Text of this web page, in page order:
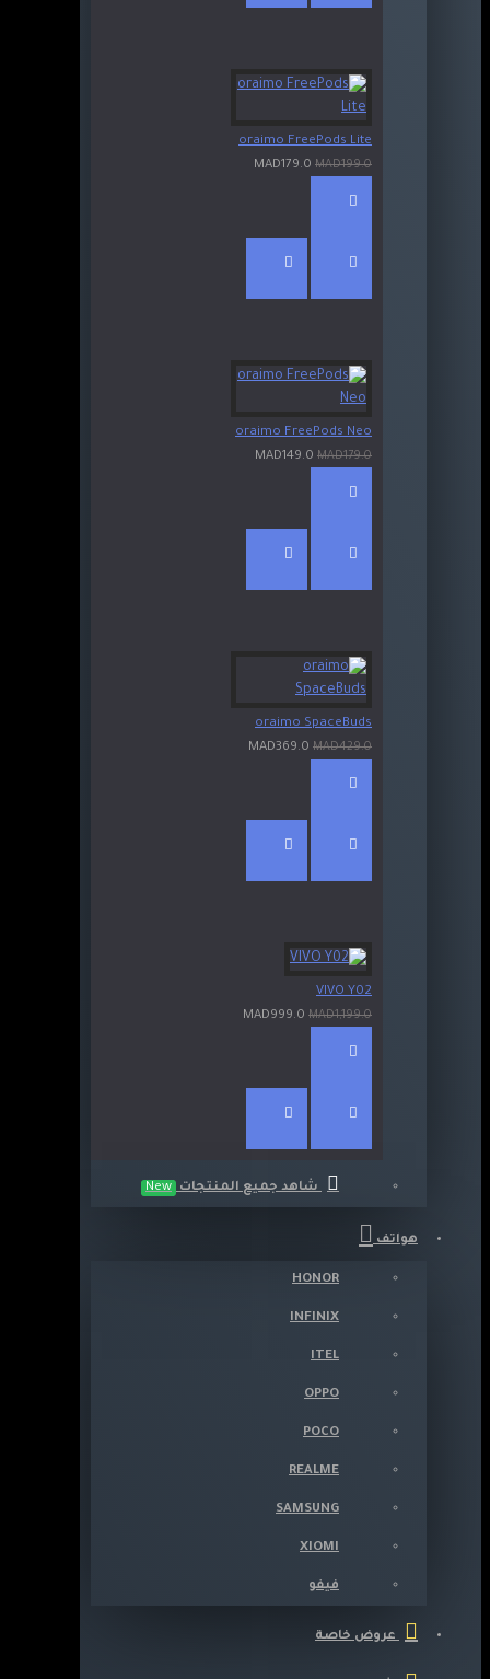
oraimo FreePods Lite
MAD179.0 MAD199.0
oraimo FreePods Neo
MAD149.0 MAD179.0
oraimo SpaceBuds
MAD369.0 MAD429.0
VIVO Y02
MAD999.0 MAD1,199.0
شاهد جميع المنتجات New
هواتف
HONOR
INFINIX
ITEL
OPPO
POCO
REALME
SAMSUNG
XIOMI
فيفو
عروض خاصة